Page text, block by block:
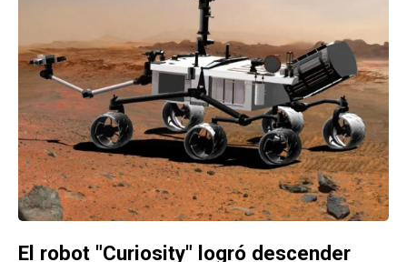
El robot "Curiosity" logró descender